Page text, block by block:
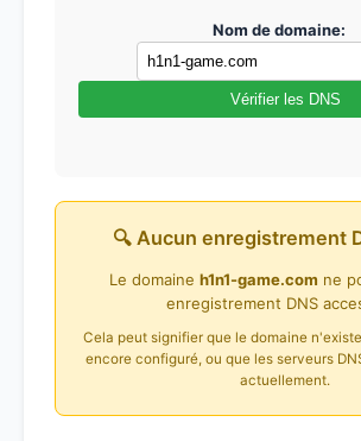
Nom de domaine:
Vérifier les DNS
🔍 Aucun enregistrement
Le domaineh1n1-game.com ne
enregistrement DNS
Cela peut signifier que le domaine
encore configuré, ou que les serveurs
actuellement.